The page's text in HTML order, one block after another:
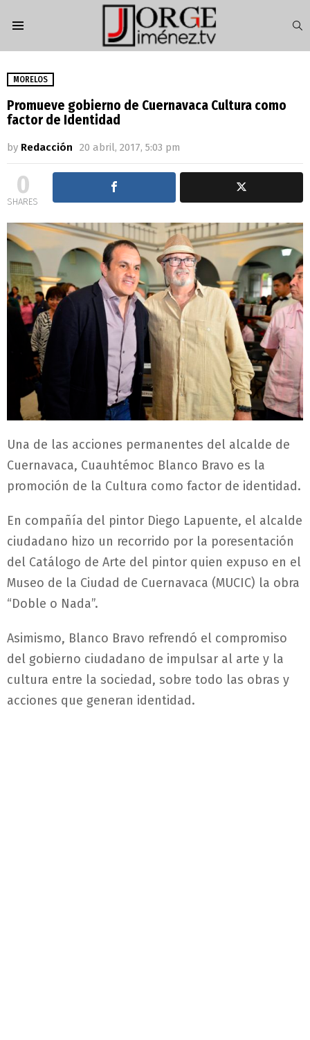
MORELOS
Promueve gobierno de Cuernavaca Cultura como
factor de Identidad
by Redacción 20 abril, 2017, 5:03 pm
0
SHARES
Una de las acciones permanentes del alcalde de
Cuernavaca, Cuauhtémoc Blanco Bravo es la
promoción de la Cultura como factor de identidad.
En compañía del pintor Diego Lapuente, el alcalde
ciudadano hizo un recorrido por la poresentación
del Catálogo de Arte del pintor quien expuso en el
Museo de la Ciudad de Cuernavaca (MUCIC) la obra
“Doble o Nada”.
Asimismo, Blanco Bravo refrendó el compromiso
del gobierno ciudadano de impulsar al arte y la
cultura entre la sociedad, sobre todo las obras y
acciones que generan identidad.